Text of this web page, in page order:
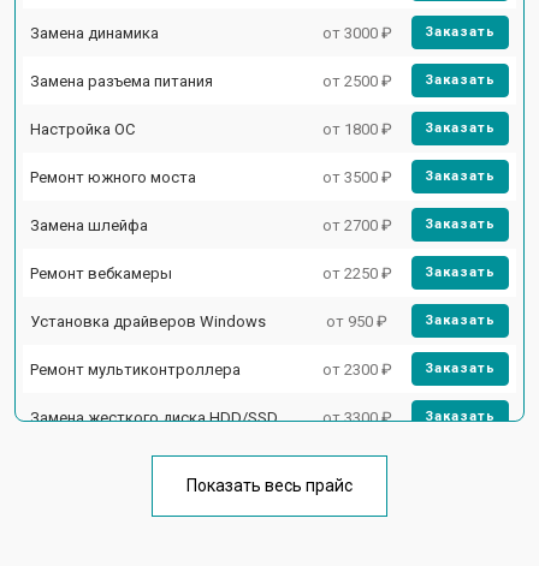
Замена динамика от 3000 ₽ Заказать
Замена разъема питания от 2500 ₽ Заказать
Настройка ОС от 1800 ₽ Заказать
Ремонт южного моста от 3500 ₽ Заказать
Замена шлейфа от 2700 ₽ Заказать
Ремонт вебкамеры от 2250 ₽ Заказать
Установка драйверов Windows от 950 ₽ Заказать
Ремонт мультиконтроллера от 2300 ₽ Заказать
Замена жесткого диска HDD/SSD от 3300 ₽ Заказать
от 1500 ₽
Показать весь прайс